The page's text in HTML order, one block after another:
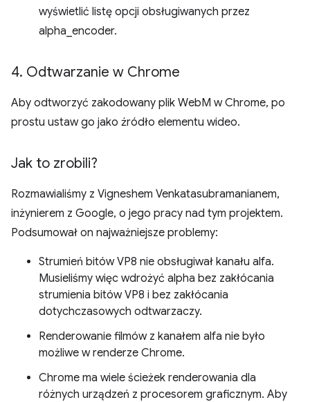
wyświetlić listę opcji obsługiwanych przez
alpha_encoder.
4. Odtwarzanie w Chrome
Aby odtworzyć zakodowany plik WebM w Chrome, po
prostu ustaw go jako źródło elementu wideo.
Jak to zrobili?
Rozmawialiśmy z Vigneshem Venkatasubramanianem,
inżynierem z Google, o jego pracy nad tym projektem.
Podsumował on najważniejsze problemy:
Strumień bitów VP8 nie obsługiwał kanału alfa.
Musieliśmy więc wdrożyć alpha bez zakłócania
strumienia bitów VP8 i bez zakłócania
dotychczasowych odtwarzaczy.
Renderowanie filmów z kanałem alfa nie było
możliwe w renderze Chrome.
Chrome ma wiele ścieżek renderowania dla
różnych urządzeń z procesorem graficznym. Aby